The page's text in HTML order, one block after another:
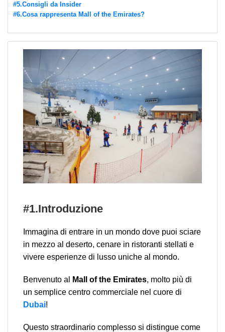
#5.Consigli da Insider
#6.Cosa rappresenta Mall of the Emirates?
#1.Introduzione
Immagina di entrare in un mondo dove puoi sciare
in mezzo al deserto, cenare in ristoranti stellati e
vivere esperienze di lusso uniche al mondo.
Benvenuto al Mall of the Emirates, molto più di
un semplice centro commerciale nel cuore di
Dubai!
Questo straordinario complesso si distingue come